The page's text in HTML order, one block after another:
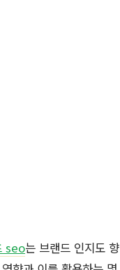
seo는 브랜드 인지도 향